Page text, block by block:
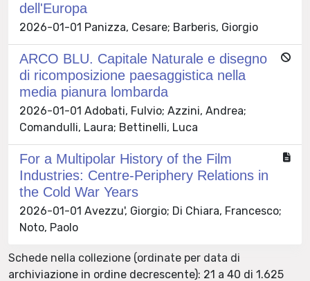
dell'Europa
2026-01-01 Panizza, Cesare; Barberis, Giorgio
ARCO BLU. Capitale Naturale e disegno
di ricomposizione paesaggistica nella
media pianura lombarda
2026-01-01 Adobati, Fulvio; Azzini, Andrea;
Comandulli, Laura; Bettinelli, Luca
For a Multipolar History of the Film
Industries: Centre-Periphery Relations in
the Cold War Years
2026-01-01 Avezzu', Giorgio; Di Chiara, Francesco;
Noto, Paolo
Schede nella collezione (ordinate per data di
archiviazione in ordine decrescente): 21 a 40 di 1.625